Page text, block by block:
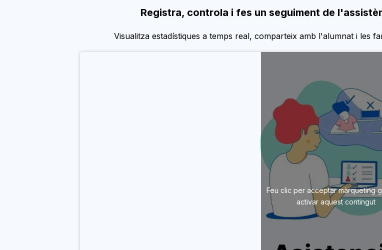
Registra, controla i fes un seguiment de
Visualitza estadístiques a temps real, comparteix amb l'alumnat i les
Feu clic per acceptar màrqueting
activar aquest contingut